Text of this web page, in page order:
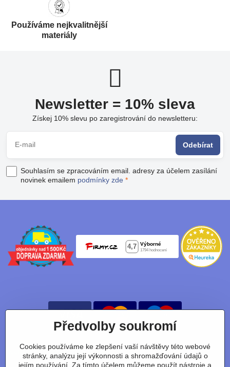
Používáme nejkvalitnější
materiály
Newsletter = 10% sleva
Získej 10% slevu po zaregistrování do newsletteru:
Odebírat
Souhlasím se zpracováním email. adresy za účelem zasílání
novinek emailem podmínky zde *
Nájdete nás taky na:
Předvolby soukromí
Cookies používáme ke zlepšení vaší návštěvy této webové
stránky, analýzu její výkonnosti a shromažďování údajů o
jejím používání. Za tímto účelem můžeme použít nástroje a